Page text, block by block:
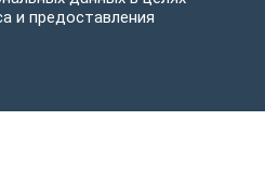
и предоставления